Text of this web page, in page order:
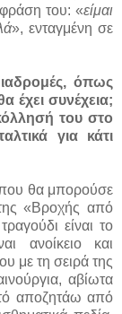
του: «είμαι
», ενταγμένη σε
όπως
έχει συνέχεια;
του στο
για κάτι
που θα μπορούσε
της «Βροχής από
είναι το
ανοίκειο και
με τη σειρά της
αβίωτα
αποζητάω από